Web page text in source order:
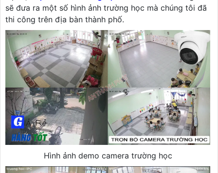
sẽ đưa ra một số hình ảnh trường học mà chúng tôi đã
thi công trên địa bàn thành phố.
Hình ảnh demo camera trường học